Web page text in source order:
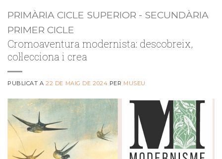
PRIMÀRIA CICLE SUPERIOR - SECUNDÀRIA
PRIMER CICLE
Cromoaventura modernista: descobreix,
col·lecciona i crea
PUBLICAT A22 DE MAIG DE 2024 PER MUSEU